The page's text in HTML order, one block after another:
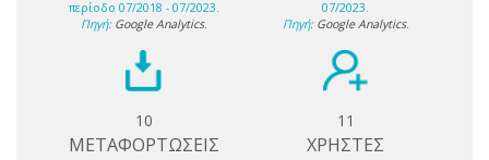
περίοδο 07/2018 - 07/2023.
Πηγή: Google Analytics.
07/2023.
Πηγή: Google Analytics.
10
ΜΕΤΑΦΟΡΤΩΣΕΙΣ
11
ΧΡΗΣΤΕΣ